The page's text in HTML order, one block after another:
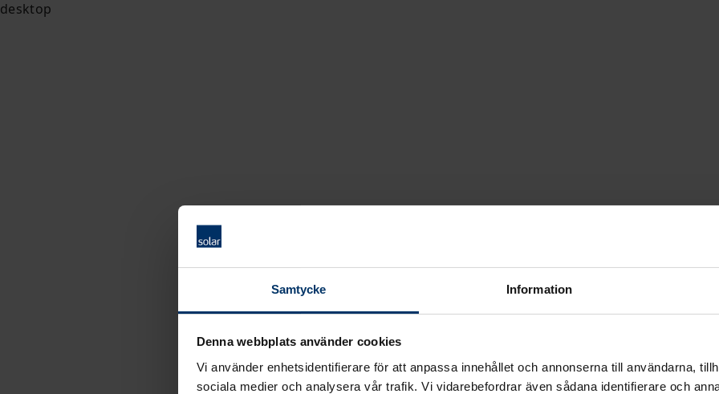
Samtycke Information
Denna webbplats använder cookies
Vi använder enhetsidentifierare för att anpassa innehållet och annonserna till användarna,
sociala medier och analysera vår trafik. Vi vidarebefordrar även sådana identifierare och